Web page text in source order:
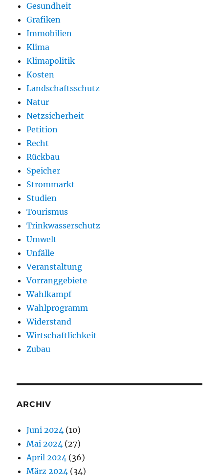
Gesundheit
Grafiken
Immobilien
Klima
Klimapolitik
Kosten
Landschaftsschutz
Natur
Netzsicherheit
Petition
Recht
Rückbau
Speicher
Strommarkt
Studien
Tourismus
Trinkwasserschutz
Umwelt
Unfälle
Veranstaltung
Vorranggebiete
Wahlkampf
Wahlprogramm
Widerstand
Wirtschaftlichkeit
Zubau
ARCHIV
Juni 2024 (10)
Mai 2024 (27)
April 2024 (36)
März 2024 (34)